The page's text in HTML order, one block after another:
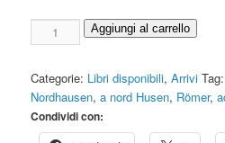
Contributi
alla
Nordhausen
Bd.
41
Aggiungi al carrello
Categorie: Libri disponibili,Arrivi
Nordhausen,a nord Husen, Römer,
Condividi con: